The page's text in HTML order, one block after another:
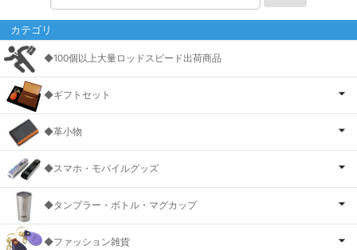
カテゴリ
◆100個以上大量ロッドスピード出荷商品
◆ギフトセット
◆革小物
◆スマホ・モバイルグッズ
◆タンブラー・ボトル・マグカップ
◆ファッション雑貨